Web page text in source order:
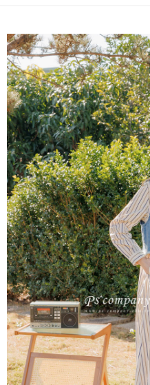
※ 請注意：結帳手續完成當下不需
※ 交易是否成功請以「AFTEE先享
是否繳費成功／繳費後需取消欲退
客戶支援中心」https://
【注意事項】
１．透過由恩沛科技股份有限公司
易，需依本服務之必要範圍內提供
權轉讓予恩沛科技股份有限公司。
２．關於個人資料處理事宜，請瀏
https://aftee.tw/terms/#terms3
３．未成年的使用者請事先徵得法
「AFTEE先享後付」，若未經同意
任。
４．使用「AFTEE先享後付」時，
時審查核予不同之上限額度；若仍
請求用戶進行身份認證。
５．嚴禁一人註冊多個帳號或使用
恩沛科技股份有限公司將有權停止
每筆NT$65，滿NT$2,000(含以
宅配
每筆NT$100，滿NT$2,000(含